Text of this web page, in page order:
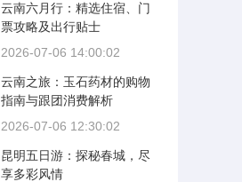
云南六月行：精选住宿、门
票攻略及出行贴士
2026-07-06 14:00:02
云南之旅：玉石药材的购物
指南与跟团消费解析
2026-07-06 12:30:02
昆明五日游：探秘春城，尽
享多彩风情